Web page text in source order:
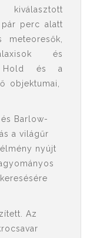
pár perc alatt
és
Hold és a
objektumai,
Barlow-
a világűr
nyújt
Az